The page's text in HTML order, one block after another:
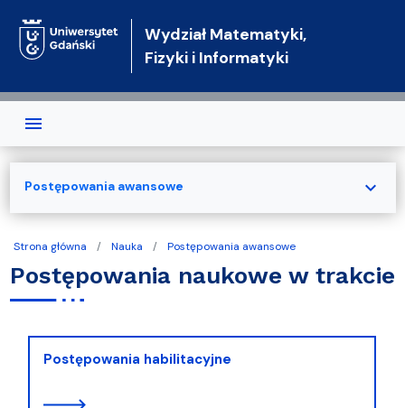
Wydział Matematyki,
Fizyki i Informatyki
Strona główna Nauka Postępowania awansowe
Postępowania naukowe w trakcie
Postępowania habilitacyjne
Postępowania awansowe expand_more